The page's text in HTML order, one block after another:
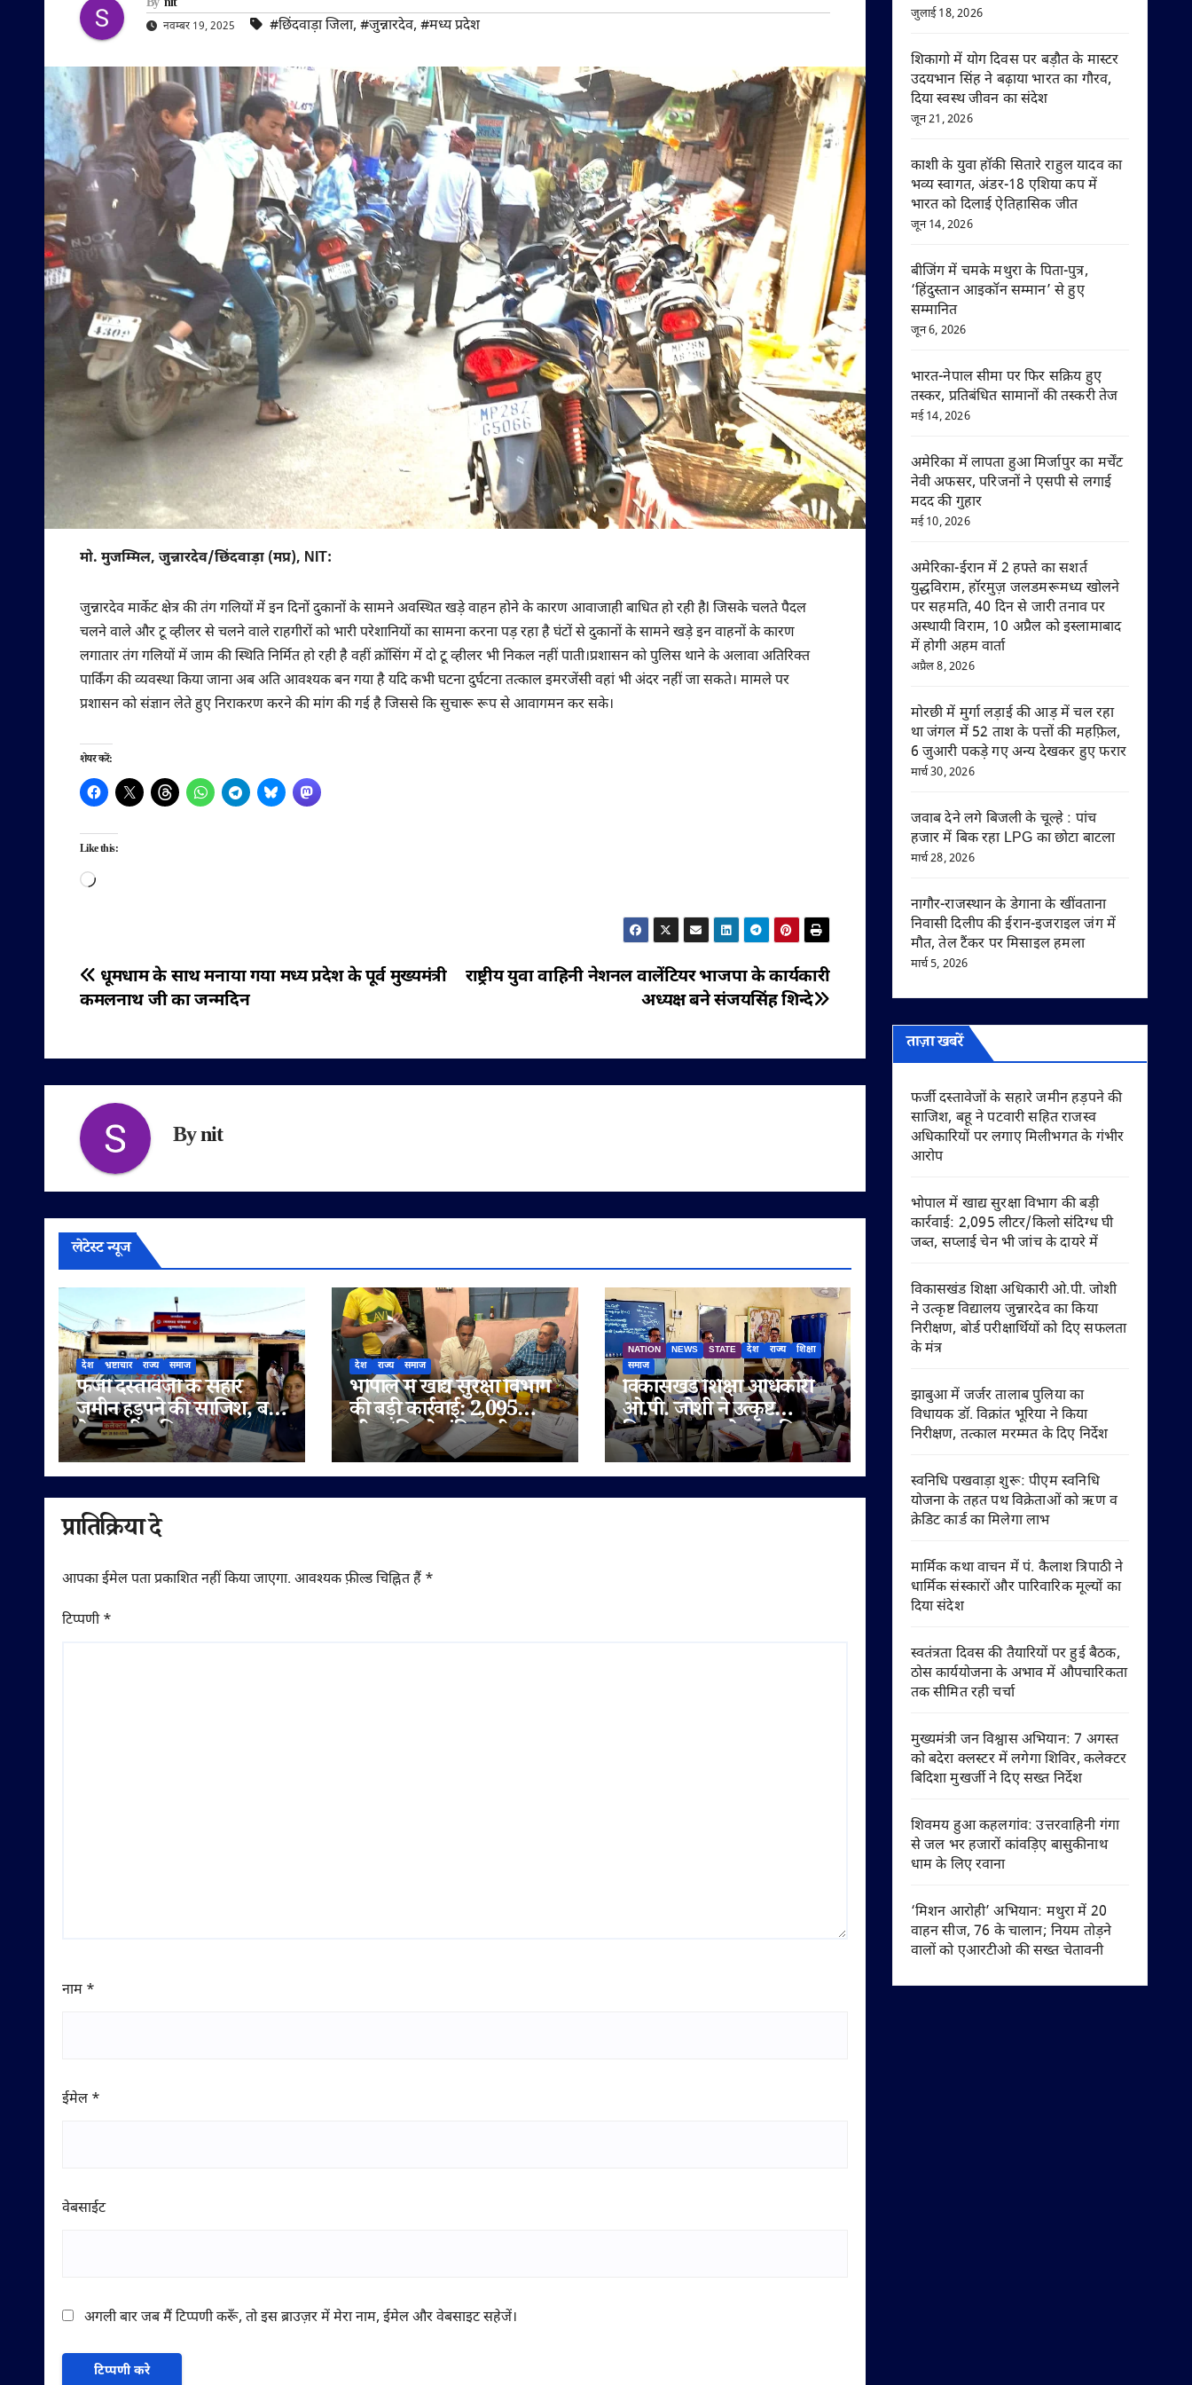
By nit
नवम्बर 19, 2025 #छिंदवाड़ा जिला, #जुन्नारदेव, #मध्य प्रदेश
मो. मुजम्मिल, जुन्नारदेव/छिंदवाड़ा (मप्र), NIT:
जुन्नारदेव मार्केट क्षेत्र की तंग गलियों में इन दिनों दुकानों के सामने अवस्थित खड़े वाहन होने के कारण आवाजाही बाधित हो रही हैl जिसके चलते पैदल
चलने वाले और टू व्हीलर से चलने वाले राहगीरों को भारी परेशानियों का सामना करना पड़ रहा है घंटों से दुकानों के सामने खड़े इन वाहनों के कारण
लगातार तंग गलियों में जाम की स्थिति निर्मित हो रही है वहीं क्रॉसिंग में दो टू व्हीलर भी निकल नहीं पाती।प्रशासन को पुलिस थाने के अलावा अतिरिक्त
पार्किंग की व्यवस्था किया जाना अब अति आवश्यक बन गया है यदि कभी घटना दुर्घटना तत्काल इमरजेंसी वहां भी अंदर नहीं जा सकते। मामले पर
प्रशासन को संज्ञान लेते हुए निराकरण करने की मांग की गई है जिससे कि सुचारू रूप से आवागमन कर सके।
शेयर करें:
Like this:
Loading…
पोस्ट
नेविगेशन
राष्ट्रीय युवा वाहिनी नेशनल वालेंटियर भाजपा के कार्यकारी
अध्यक्ष बने संजयसिंह शिन्दे
धूमधाम के साथ मनाया गया मध्य प्रदेश के पूर्व मुख्यमंत्री
कमलनाथ जी का जन्मदिन
Bynit
लेटेस्ट न्यूज
देश भ्रष्टाचार राज्य समाज
फर्जी दस्तावेजों के सहारे
जमीन हड़पने की साजिश, बहू
ने पटवारी सहित राजस्व
अधिकारियों पर लगाए
मिलीभगत के गंभीर आरोप
देश राज्य समाज
भोपाल में खाद्य सुरक्षा विभाग
की बड़ी कार्रवाई: 2,095
लीटर/किलो संदिग्ध घी जब्त,
सप्लाई चेन भी जांच के दायरे
में
NATION NEWS STATE देश राज्य
शिक्षा
समाज
विकासखंड शिक्षा अधिकारी
ओ.पी. जोशी ने उत्कृष्ट
विद्यालय जुन्नारदेव का किया
निरीक्षण, बोर्ड परीक्षार्थियों को
दिए सफलता के मंत्र
प्रातिक्रिया दे
आपका ईमेल पता प्रकाशित नहीं किया जाएगा. आवश्यक फ़ील्ड चिह्नित हैं *
टिप्पणी*
नाम *
ईमेल *
वेबसाईट
अगली बार जब मैं टिप्पणी करूँ, तो इस ब्राउज़र में मेरा नाम, ईमेल और वेबसाइट सहेजें।
जुलाई 18, 2026
शिकागो में योग दिवस पर बड़ौत के मास्टर
उदयभान सिंह ने बढ़ाया भारत का गौरव,
दिया स्वस्थ जीवन का संदेश
जून 21, 2026
काशी के युवा हॉकी सितारे राहुल यादव का
भव्य स्वागत, अंडर-18 एशिया कप में
भारत को दिलाई ऐतिहासिक जीत
जून 14, 2026
बीजिंग में चमके मथुरा के पिता-पुत्र,
‘हिंदुस्तान आइकॉन सम्मान’ से हुए
सम्मानित
जून 6, 2026
भारत-नेपाल सीमा पर फिर सक्रिय हुए
तस्कर, प्रतिबंधित सामानों की तस्करी तेज
मई 14, 2026
अमेरिका में लापता हुआ मिर्जापुर का मर्चेंट
नेवी अफसर, परिजनों ने एसपी से लगाई
मदद की गुहार
मई 10, 2026
अमेरिका-ईरान में 2 हफ्ते का सशर्त
युद्धविराम, हॉरमुज़ जलडमरूमध्य खोलने
पर सहमति, 40 दिन से जारी तनाव पर
अस्थायी विराम, 10 अप्रैल को इस्लामाबाद
में होगी अहम वार्ता
अप्रैल 8, 2026
मोरछी में मुर्गा लड़ाई की आड़ में चल रहा
था जंगल में 52 ताश के पत्तों की महफ़िल,
6 जुआरी पकड़े गए अन्य देखकर हुए फरार
मार्च 30, 2026
जवाब देने लगे बिजली के चूल्हे : पांच
हजार में बिक रहा LPG का छोटा बाटला
मार्च 28, 2026
नागौर-राजस्थान के डेगाना के खींवताना
निवासी दिलीप की ईरान-इजराइल जंग में
मौत, तेल टैंकर पर मिसाइल हमला
मार्च 5, 2026
ताज़ा खबरें
फर्जी दस्तावेजों के सहारे जमीन हड़पने की
साजिश, बहू ने पटवारी सहित राजस्व
अधिकारियों पर लगाए मिलीभगत के गंभीर
आरोप
भोपाल में खाद्य सुरक्षा विभाग की बड़ी
कार्रवाई: 2,095 लीटर/किलो संदिग्ध घी
जब्त, सप्लाई चेन भी जांच के दायरे में
विकासखंड शिक्षा अधिकारी ओ.पी. जोशी
ने उत्कृष्ट विद्यालय जुन्नारदेव का किया
निरीक्षण, बोर्ड परीक्षार्थियों को दिए सफलता
के मंत्र
झाबुआ में जर्जर तालाब पुलिया का
विधायक डॉ. विक्रांत भूरिया ने किया
निरीक्षण, तत्काल मरम्मत के दिए निर्देश
स्वनिधि पखवाड़ा शुरू: पीएम स्वनिधि
योजना के तहत पथ विक्रेताओं को ऋण व
क्रेडिट कार्ड का मिलेगा लाभ
मार्मिक कथा वाचन में पं. कैलाश त्रिपाठी ने
धार्मिक संस्कारों और पारिवारिक मूल्यों का
दिया संदेश
स्वतंत्रता दिवस की तैयारियों पर हुई बैठक,
ठोस कार्ययोजना के अभाव में औपचारिकता
तक सीमित रही चर्चा
मुख्यमंत्री जन विश्वास अभियान: 7 अगस्त
को बदेरा क्लस्टर में लगेगा शिविर, कलेक्टर
बिदिशा मुखर्जी ने दिए सख्त निर्देश
शिवमय हुआ कहलगांव: उत्तरवाहिनी गंगा
से जल भर हजारों कांवड़िए बासुकीनाथ
धाम के लिए रवाना
‘मिशन आरोही’ अभियान: मथुरा में 20
वाहन सीज, 76 के चालान; नियम तोड़ने
वालों को एआरटीओ की सख्त चेतावनी